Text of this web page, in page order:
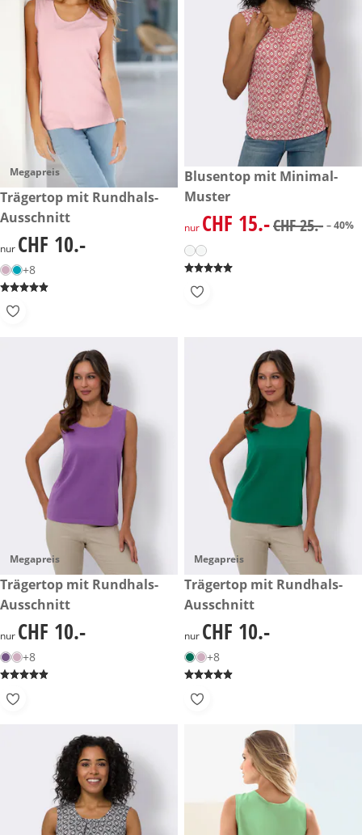
Megapreis
CHF 10.-
Trägertop mit Rundhals-
Ausschnitt
CHF 10.-
nur CHF 10.-
+8
reduzierter Preis CHF 15.-,
-40%
Blusentop mit Minimal-
Muster
reduzierter Preis CHF 15.-,
nur CHF 15.-CHF 25.- – 40%
Megapreis
CHF 10.-
Trägertop mit Rundhals-
Ausschnitt
CHF 10.-
nur CHF 10.-
+8
Megapreis
CHF 10.-
Trägertop mit Rundhals-
Ausschnitt
CHF 10.-
nur CHF 10.-
+8